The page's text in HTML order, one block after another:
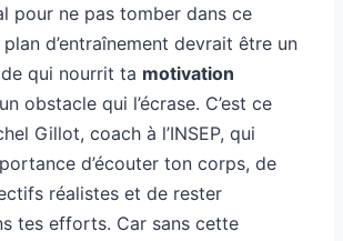
pour ne pas tomber dans ce
d’entraînement devrait être un
qui nourrit ta motivation
obstacle qui l’écrase. C’est ce
Gillot, coach à l’INSEP, qui
d’écouter ton corps, de
réalistes et de rester
tes efforts. Car sans cette